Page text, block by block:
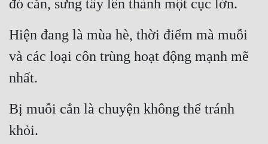
Dị Năng
Gia Đấu
Góc Nhìn Nam
Góc Nhìn Nữ
Huyền Huyễn
Huyền Nghi
đó cắn, sưng tấy lên thành một cục lớn.
Hiện đang là mùa hè, thời điểm mà muỗi
và các loại côn trùng hoạt động mạnh mẽ
nhất.
Bị muỗi cắn là chuyện không thể tránh
khỏi.